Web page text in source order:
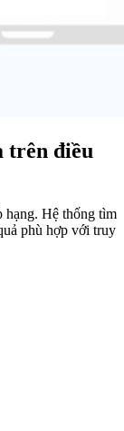
trên điều
hạng. Hệ thống tìm
phù hợp với truy